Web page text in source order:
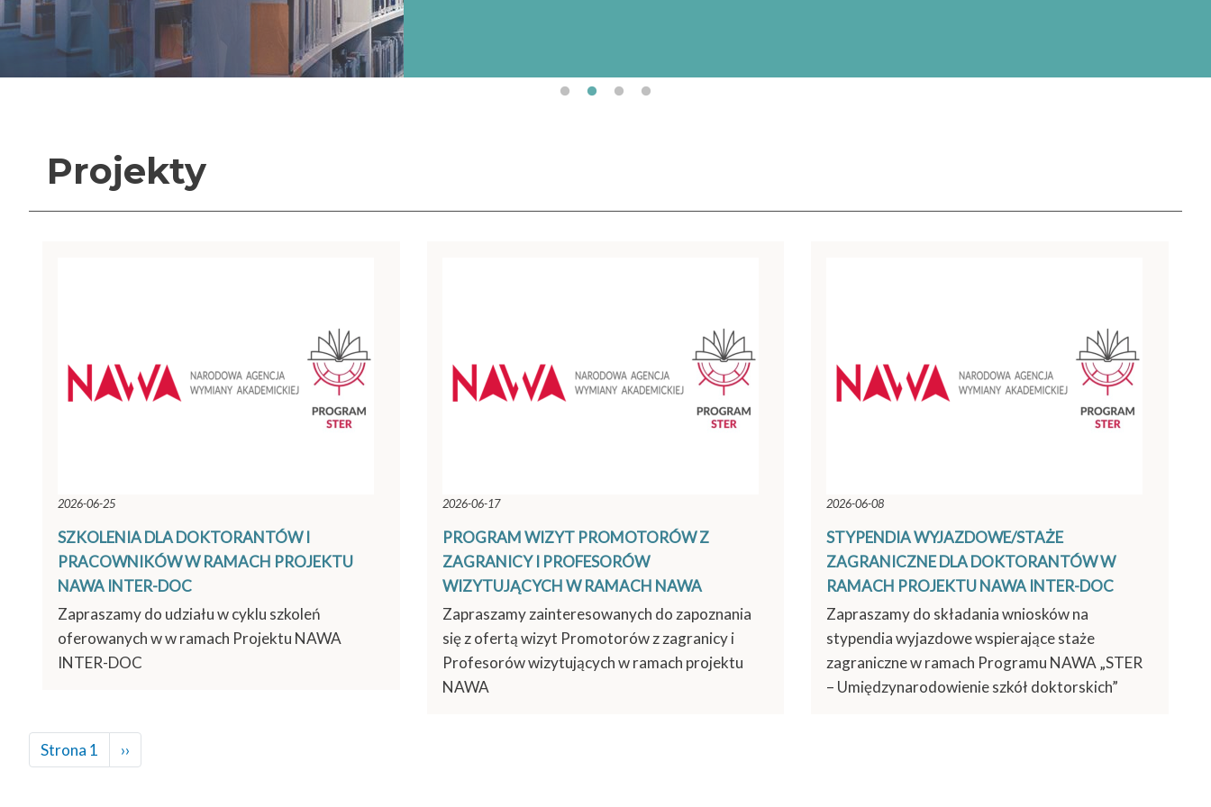
finansowany przez Narodową Agencję Wymiany Akademickiej (NAWA) w
Projekty
2026-06-25
SZKOLENIA DLA DOKTORANTÓW I
PRACOWNIKÓW W RAMACH PROJEKTU
NAWA INTER-DOC
Zapraszamy do udziału w cyklu szkoleń
oferowanych w w ramach Projektu NAWA
INTER-DOC
2026-06-17
PROGRAM WIZYT PROMOTORÓW Z
ZAGRANICY I PROFESORÓW
WIZYTUJĄCYCH W RAMACH NAWA
Zapraszamy zainteresowanych do zapoznania
się z ofertą wizyt Promotorów z zagranicy i
Profesorów wizytujących w ramach projektu
NAWA
2026-06-08
STYPENDIA WYJAZDOWE/STAŻE
ZAGRANICZNE DLA DOKTORANTÓW W
RAMACH PROJEKTU NAWA INTER-DOC
Zapraszamy do składania wniosków na
stypendia wyjazdowe wspierające staże
zagraniczne w ramach Programu NAWA „STER
– Umiędzynarodowienie szkół doktorskich”
Stronicowanie
Strona 1
Następna
strona
››